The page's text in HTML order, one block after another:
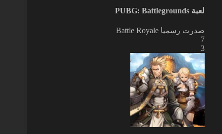
لعبة PUBG: Battlegrounds
صدرت رسميا Battle Royale
7
3